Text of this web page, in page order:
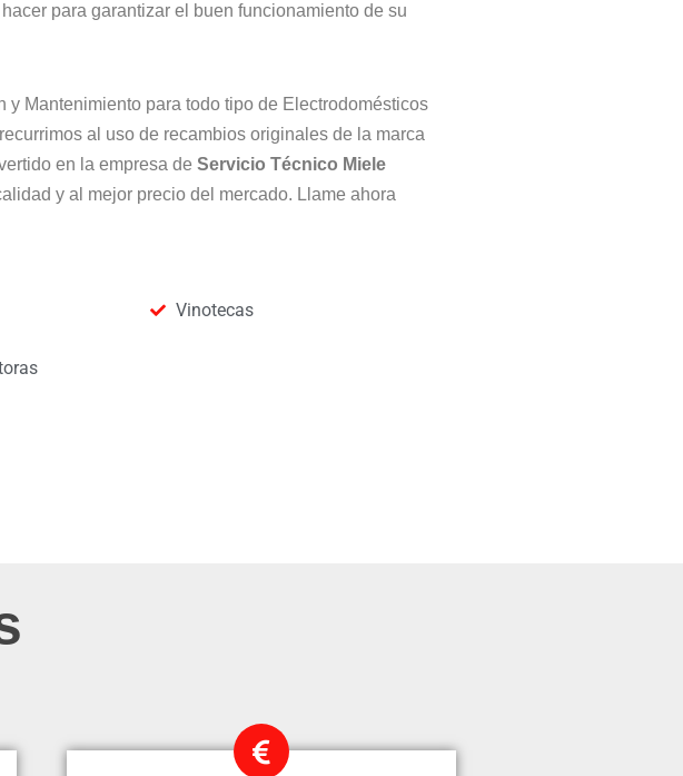
para garantizar el buen funcionamiento de su
Mantenimiento para todo tipo de Electrodomésticos
al uso de recambios originales de la marca
en la empresa de Servicio Técnico Miele
y al mejor precio del mercado. Llame ahora
Vinotecas